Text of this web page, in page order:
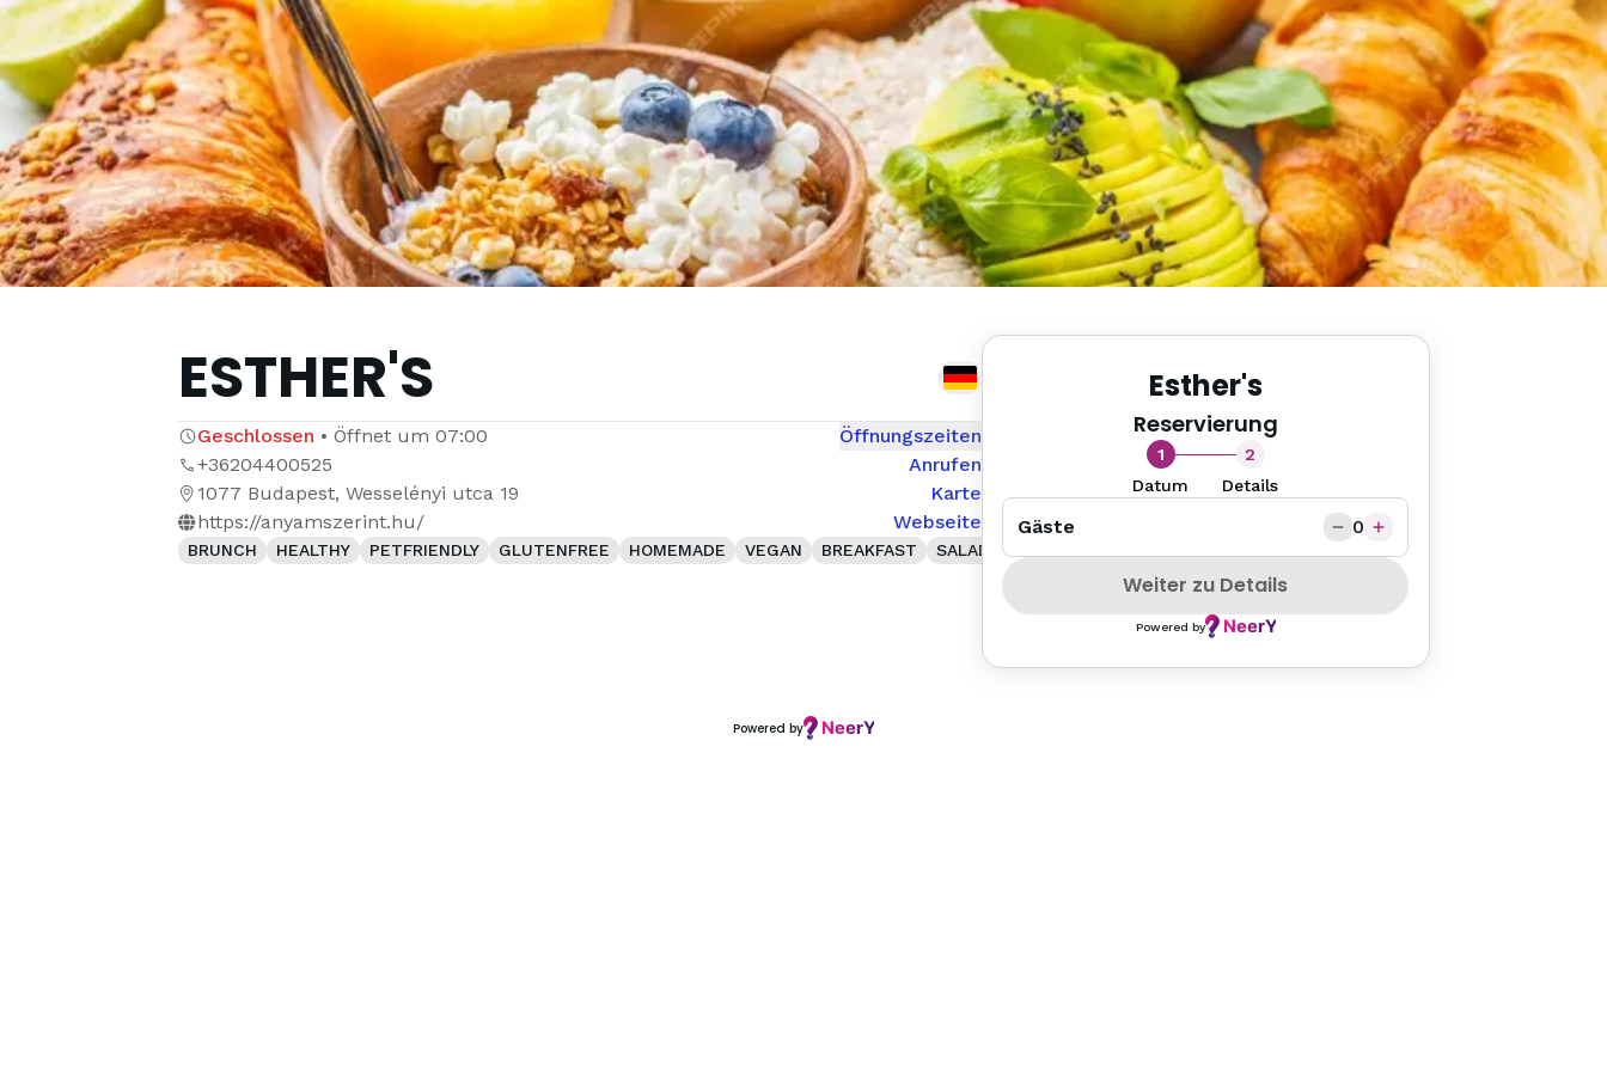
ESTHER'S
Geschlossen • Öffnet um 07:00
Öffnungszeiten
+36204400525
Anrufen
1077 Budapest, Wesselényi utca 19
Karte
https://anyamszerint.hu/
Webseite
BRUNCH HEALTHY PETFRIENDLY GLUTENFREE HOMEMADE VEGAN BREAKFAST SALAD WHEELCHAIRACCESS
Esther's
Reservierung
1
Datum
2
Details
Gäste 0
Weiter zu Details
Powered by
Powered by